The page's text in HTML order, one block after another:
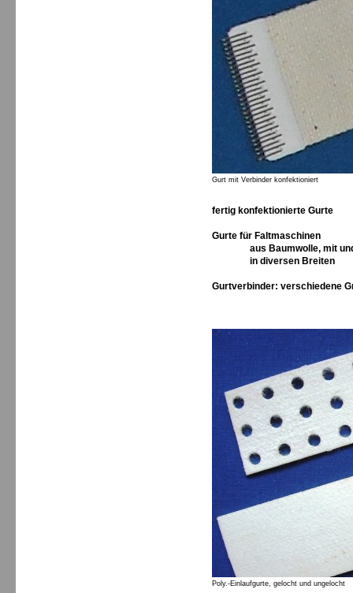
Gurt mit Verbinder konfektioniert
fertig konfektionierte Gurte
Gurte für Faltmaschinen
aus Baumwolle, mit und
in diversen Breiten
Gurtverbinder: verschiedene
Poly.-Einlaufgurte, gelocht und ungelocht